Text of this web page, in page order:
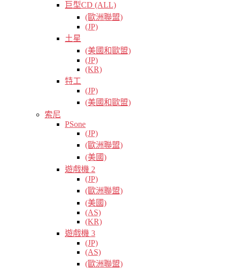
巨型CD (ALL)
(歐洲聯盟)
(JP)
土星
(美國和歐盟)
(JP)
(KR)
特工
(JP)
(美國和歐盟)
索尼
PSone
(JP)
(歐洲聯盟)
(美國)
遊戲機 2
(JP)
(歐洲聯盟)
(美國)
(AS)
(KR)
遊戲機 3
(JP)
(AS)
(歐洲聯盟)